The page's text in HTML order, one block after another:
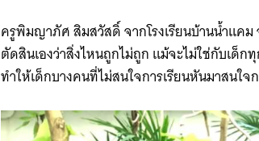
Search
for:
ครูพิมญาภัศ สิมสวัสดิ์ จากโรงเรียนบ้านน้ำแคม
ตัดสินเองว่าสิ่งไหนถูกไม่ถูก แม้จะไม่ใช่กับเด็
ทำให้เด็กบางคนที่ไม่สนใจการเรียนหันมาสนใจ